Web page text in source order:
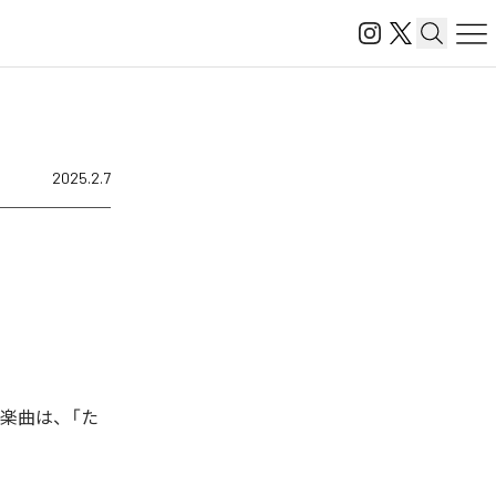
2025.2.7
曲は、「た